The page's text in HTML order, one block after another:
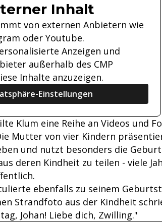
Inhalt
von externen Anbietern wie
oder Youtube.
Anzeigen und
außerhalb des CMP
Inhalte anzuzeigen.
Einstellungen
Klum eine Reihe an Videos und
Mutter von vier Kindern
und nutzt besonders die
deren Kindheit zu teilen - viele
ebenfalls zu seinem
Strandfoto aus der Kindheit
Johan! Liebe dich, Zwilling."